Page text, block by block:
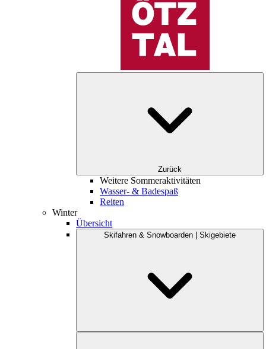
Zurück
Weitere Sommeraktivitäten
Wasser- & Badespaß
Reiten
Winter
Übersicht
Skifahren & Snowboarden | Skigebiete